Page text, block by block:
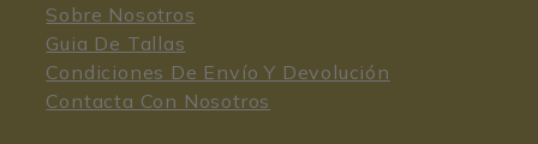
Sobre Nosotros
Guia De Tallas
Condiciones De Envío Y Devolución
Contacta Con Nosotros